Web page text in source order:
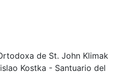
de St. John Klimak
Kostka - Santuario del